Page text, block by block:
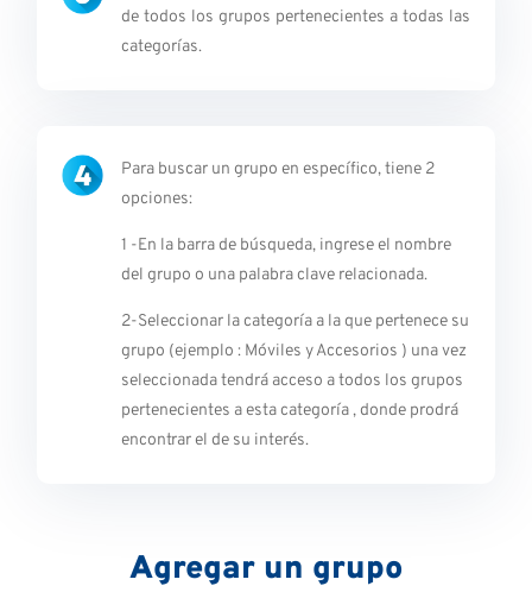
de todos los grupos pertenecientes a todas las
categorías.
Para buscar un grupo en específico, tiene 2
opciones:
1 -En la barra de búsqueda, ingrese el nombre
del grupo o una palabra clave relacionada.
2-Seleccionar la categoría a la que pertenece su
grupo (ejemplo : Móviles y Accesorios ) una vez
seleccionada tendrá acceso a todos los grupos
pertenecientes a esta categoría , donde prodrá
encontrar el de su interés.
Agregar un grupo